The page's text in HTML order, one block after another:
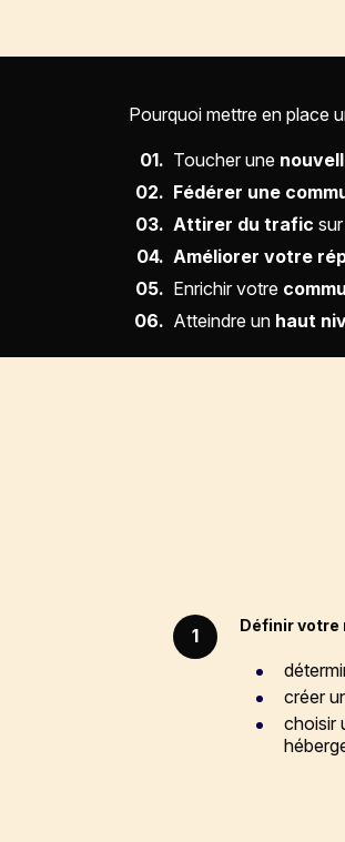
Pourquoi mettre en place
Toucher une
Fédérer une
Attirer du trafic
Améliorer votre
Enrichir votre
Atteindre un haut
1 Définir votre
créer
choisir